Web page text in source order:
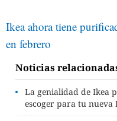
Ikea ahora tiene
en febrero
Noticias
La genialidad de Ikea
escoger para tu nueva